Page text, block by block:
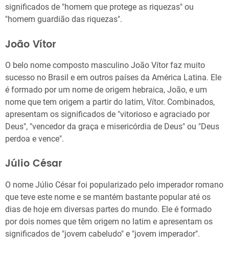
significados de "homem que protege as riquezas" ou
"homem guardião das riquezas".
João Vítor
O belo nome composto masculino João Vítor faz muito
sucesso no Brasil e em outros países da América Latina. Ele
é formado por um nome de origem hebraica, João, e um
nome que tem origem a partir do latim, Vítor. Combinados,
apresentam os significados de "vitorioso e agraciado por
Deus", "vencedor da graça e misericórdia de Deus" ou "Deus
perdoa e vence".
Júlio César
O nome Júlio César foi popularizado pelo imperador romano
que teve este nome e se mantém bastante popular até os
dias de hoje em diversas partes do mundo. Ele é formado
por dois nomes que têm origem no latim e apresentam os
significados de "jovem cabeludo" e "jovem imperador".